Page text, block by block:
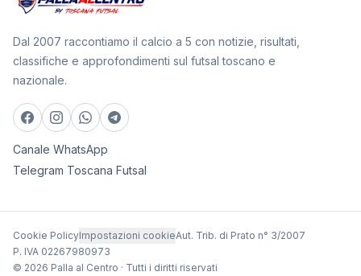
Dal 2007 raccontiamo il calcio a 5 con notizie, risultati,
classifiche e approfondimenti sul futsal toscano e
nazionale.
Canale WhatsApp
Telegram Toscana Futsal
Cookie PolicyImpostazioni cookieAut. Trib. di Prato n° 3/2007
P. IVA 02267980973
© 2026 Palla al Centro · Tutti i diritti riservati